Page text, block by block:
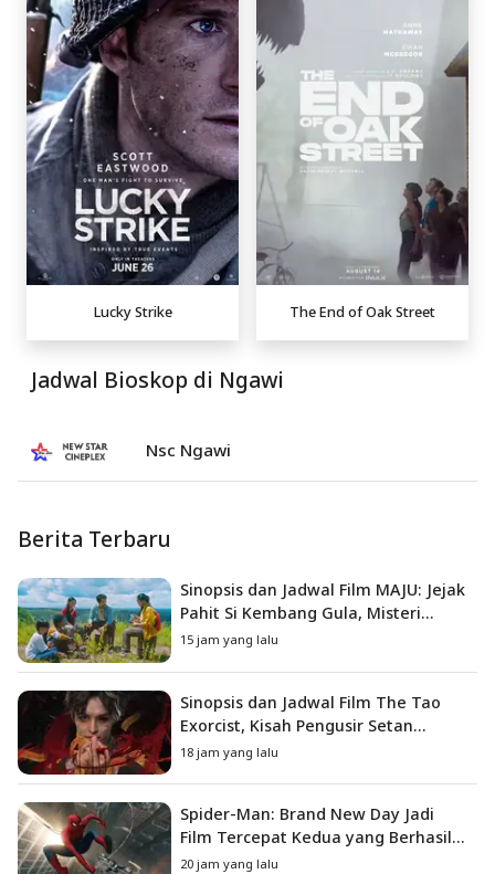
Lucky Strike The End of Oak Street
Jadwal Bioskop di Ngawi
Nsc Ngawi
Berita Terbaru
Sinopsis dan Jadwal Film MAJU: Jejak
Pahit Si Kembang Gula, Misteri
Hilangnya Bagas di Lokasi Jambore
15 jam yang lalu
Sinopsis dan Jadwal Film The Tao
Exorcist, Kisah Pengusir Setan
Melawan Kutukan Mematikan
18 jam yang lalu
Spider-Man: Brand New Day Jadi
Film Tercepat Kedua yang Berhasil
Tembus US$1 Miliar
20 jam yang lalu